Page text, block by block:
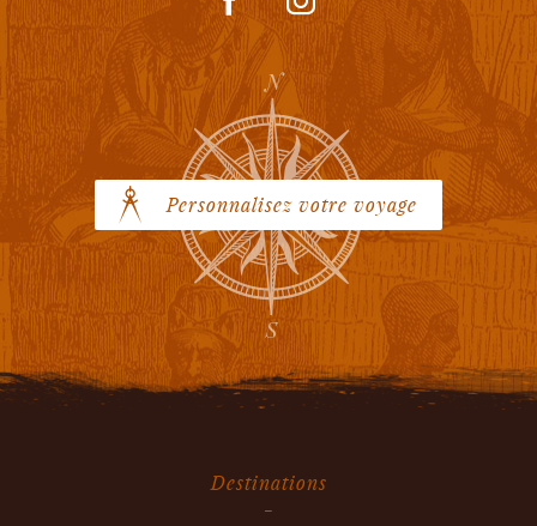
Personnalisez votre voyage
Destinations